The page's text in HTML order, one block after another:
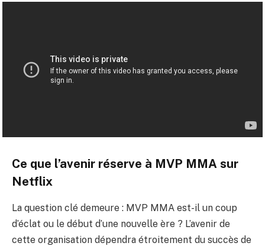
Ce que l’avenir réserve à MVP MMA sur
Netflix
La question clé demeure : MVP MMA est-il un coup
d’éclat ou le début d’une nouvelle ère ? L’avenir de
cette organisation dépendra étroitement du succès de